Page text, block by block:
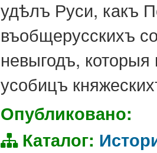
удѣлъ Руси, какъ
въобщерусскихъ
невыгодъ,
усобицъ
Опубликовано:
Каталог: